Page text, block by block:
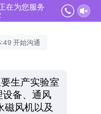
在为您服务
开始沟通
生产实验室
备、通风
磁风机以及